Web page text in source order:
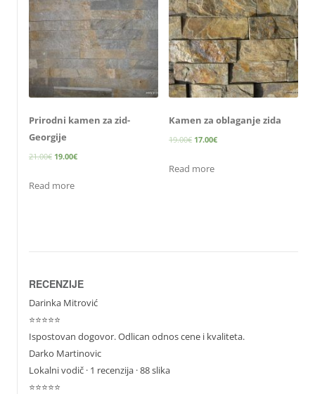
Prirodni kamen za zid-
Georgije
21.00€ 19.00€
Read more
Kamen za oblaganje zida
19.00€ 17.00€
Read more
RECENZIJE
Darinka Mitrović
⭐⭐⭐⭐⭐
Ispostovan dogovor. Odlican odnos cene i kvaliteta.
Darko Martinovic
Lokalni vodič· 1 recenzija · 88 slika
⭐⭐⭐⭐⭐